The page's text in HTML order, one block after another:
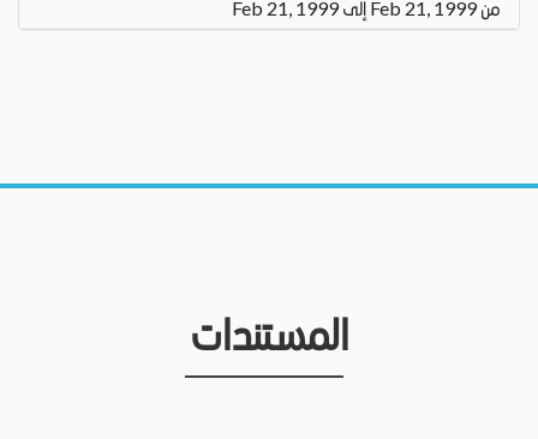
من Feb 21, 1999 إلى Feb 21, 1999
المستندات